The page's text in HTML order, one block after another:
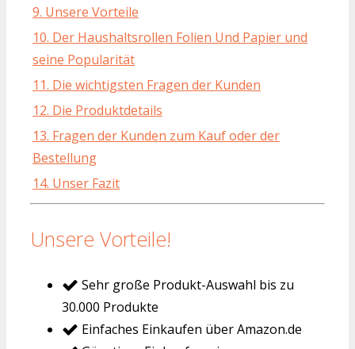
9. Unsere Vorteile
10. Der Haushaltsrollen Folien Und Papier und
seine Popularität
11. Die wichtigsten Fragen der Kunden
12. Die Produktdetails
13. Fragen der Kunden zum Kauf oder der
Bestellung
14. Unser Fazit
Unsere Vorteile!
Sehr große Produkt-Auswahl bis zu
30.000 Produkte
Einfaches Einkaufen über Amazon.de